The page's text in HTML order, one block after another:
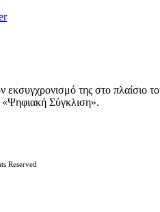
εκσυγχρονισμό της στο πλαίσιο
Σύγκλιση».
Reserved